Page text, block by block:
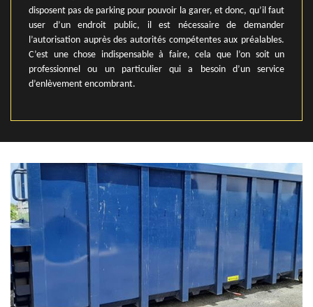
disposent pas de parking pour pouvoir la garer, et donc, qu’il faut
user d’un endroit public, il est nécessaire de demander
l’autorisation auprès des autorités compétentes aux préalables.
C’est une chose indispensable à faire, cela que l’on soit un
professionnel ou un particulier qui a besoin d’un service
d’enlèvement encombrant.